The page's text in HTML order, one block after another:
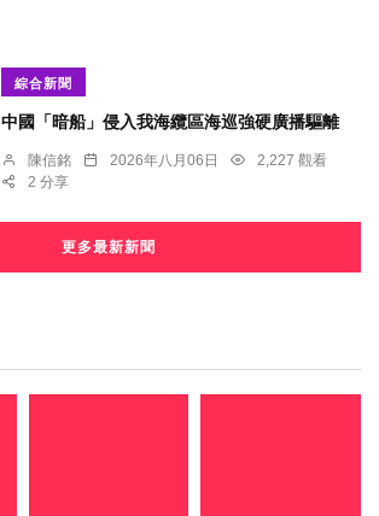
綜合新聞
中國「暗船」侵入我海纜區海巡強硬廣播驅離
陳信銘 2026年八月06日
2,227 觀看
2 分享
更多最新新聞